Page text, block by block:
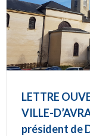
LETTRE
VILLE-
président de